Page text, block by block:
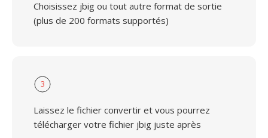
Choisissez jbig ou tout autre format de sortie
(plus de 200 formats supportés)
3
Laissez le fichier convertir et vous pourrez
télécharger votre fichier jbig juste après